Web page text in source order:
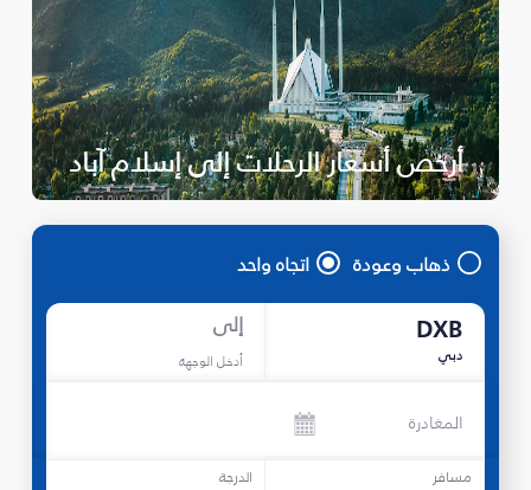
أرخص أسعار الرحلات إلى إسلام آباد
ذهاب وعودة اتجاه واحد
DXB
دبي
إلى
أدخل الوجهة
المغادرة
مسافر الدرجة